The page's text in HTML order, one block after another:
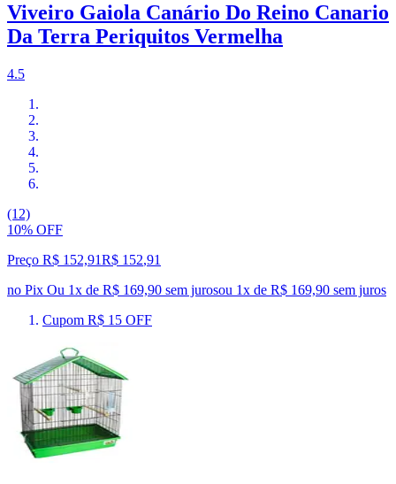
Viveiro Gaiola Canário Do Reino Canario
Da Terra Periquitos Vermelha
4.5
(12)
10% OFF
Preço R$ 152,91R$ 152,91
no Pix Ou 1x de R$ 169,90 sem jurosou 1x de R$ 169,90 sem juros
Cupom R$ 15 OFF